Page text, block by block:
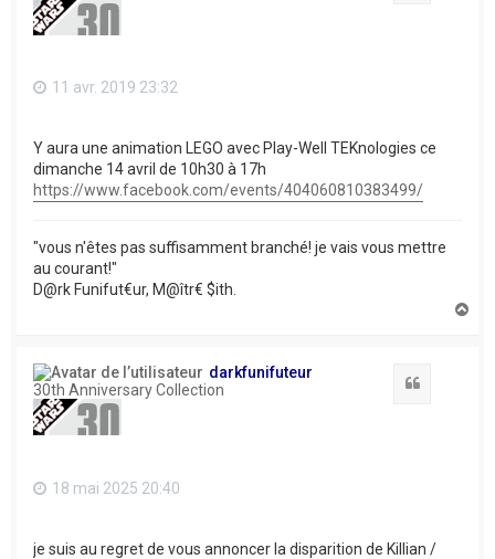
11 avr. 2019 23:32
Y aura une animation LEGO avec Play-Well TEKnologies ce
dimanche 14 avril de 10h30 à 17h
https://www.facebook.com/events/404060810383499/
"vous n'êtes pas suffisamment branché! je vais vous mettre
au courant!"
D@rk Funifut€ur, M@îtr€ $ith.
darkfunifuteur
30th Anniversary Collection
18 mai 2025 20:40
je suis au regret de vous annoncer la disparition de Killian /